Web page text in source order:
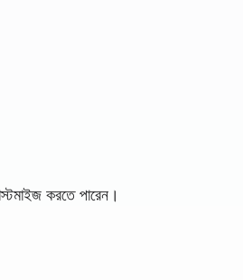
করতে পারেন।